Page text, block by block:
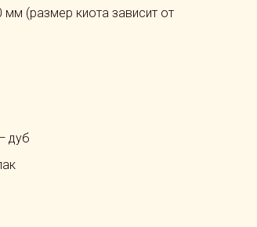
(размер киота зависит от
дуб